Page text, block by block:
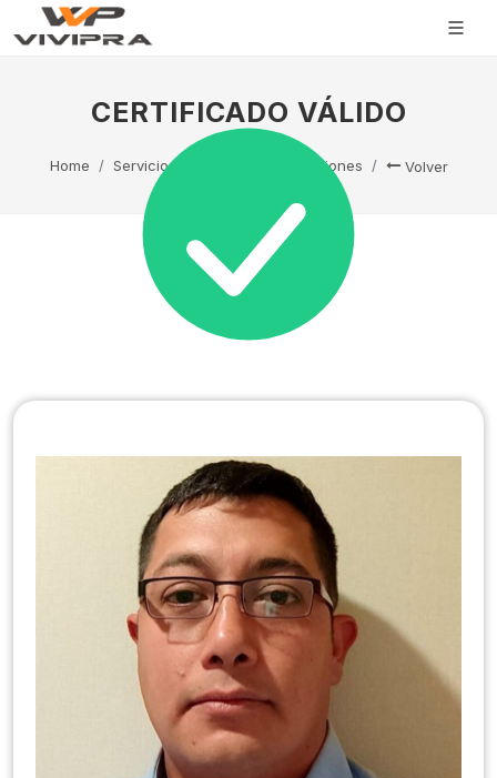
CERTIFICADO VÁLIDO
Home Servicio Técnico Capacitaciones Volver